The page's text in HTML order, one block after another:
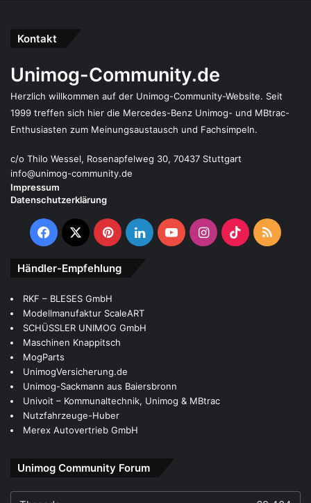
Kontakt
Unimog-Community.de
Herzlich willkommen auf der Unimog-Community-Website. Seit
1999 treffen sich hier die Mercedes-Benz Unimog- und MBtrac-
Enthusiasten zum Meinungsaustausch und Fachsimpeln.
c/o Thilo Wessel, Rosenapfelweg 30, 70437 Stuttgart
info@unimog-community.de
Impressum
Datenschutzerklärung
Facebook
X PinterestLinkedInYouTubeInstagram
TikTokRSS
Händler-Empfehlung
RKF – BLESES GmbH
Modellmanufaktur ScaleART
SCHÜSSLER UNIMOG GmbH
Maschinen Knappitsch
MogParts
UnimogVersicherung.de
Unimog-Sackmann aus Baiersbronn
Univoit – Kommunaltechnik, Unimog & MBtrac
Nutzfahrzeuge-Huber
Merex Autovertrieb GmbH
Unimog Community Forum